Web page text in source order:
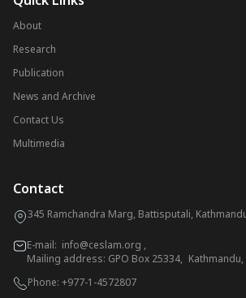
About
Research
Publication
News and Archive
Contact Us
Multimedia
Contact
345 Ramchandra Marg, Battisputali,
E-mail: info@ceslam.org ,
Mailing address: GPO Box 25334, Kathmandu,
Phone: +977-1-4572807